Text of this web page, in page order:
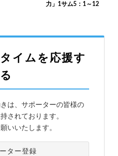
力」1サム5：1～12
イムを応援す
る
は、サポーターの皆様の
されております。
いいたします。
ター登録